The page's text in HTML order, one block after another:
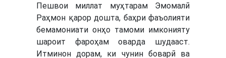
Пешвои миллат муҳтарам Эмомалӣ
Раҳмон қарор дошта, баҳри фаъолияти
бемамониати онҳо тамоми имконияту
шароит фароҳам оварда шудааст.
Итминон дорам, ки чунин боварӣ ва